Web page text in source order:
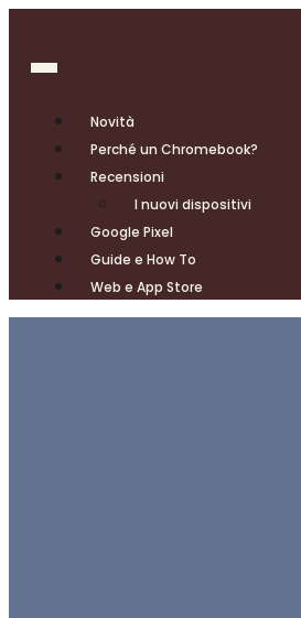
Novità
Perché un Chromebook?
Recensioni
I nuovi dispositivi
Google Pixel
Guide e How To
Web e App Store